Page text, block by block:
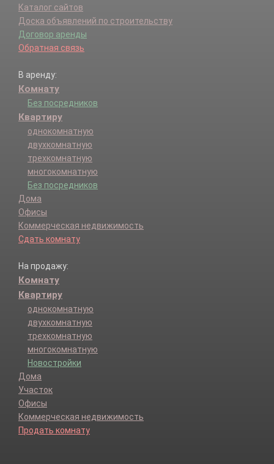
Каталог сайтов
Доска объявлений по строительству
Договор аренды
Обратная связь
В аренду:
Комнату
Без посредников
Квартиру
однокомнатную
двухкомнатную
трехкомнатную
многокомнатную
Без посредников
Дома
Офисы
Коммерческая недвижимость
Сдать комнату
На продажу:
Комнату
Квартиру
однокомнатную
двухкомнатную
трехкомнатную
многокомнатную
Новостройки
Дома
Участок
Офисы
Коммерческая недвижимость
Продать комнату